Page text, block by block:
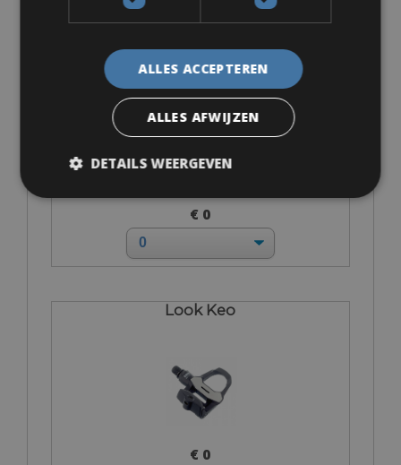
Accessoires
Eigen pedalen
€ 0
Look Keo
€ 0
ALLES ACCEPTEREN
ALLES AFWIJZEN
DETAILS WEERGEVEN